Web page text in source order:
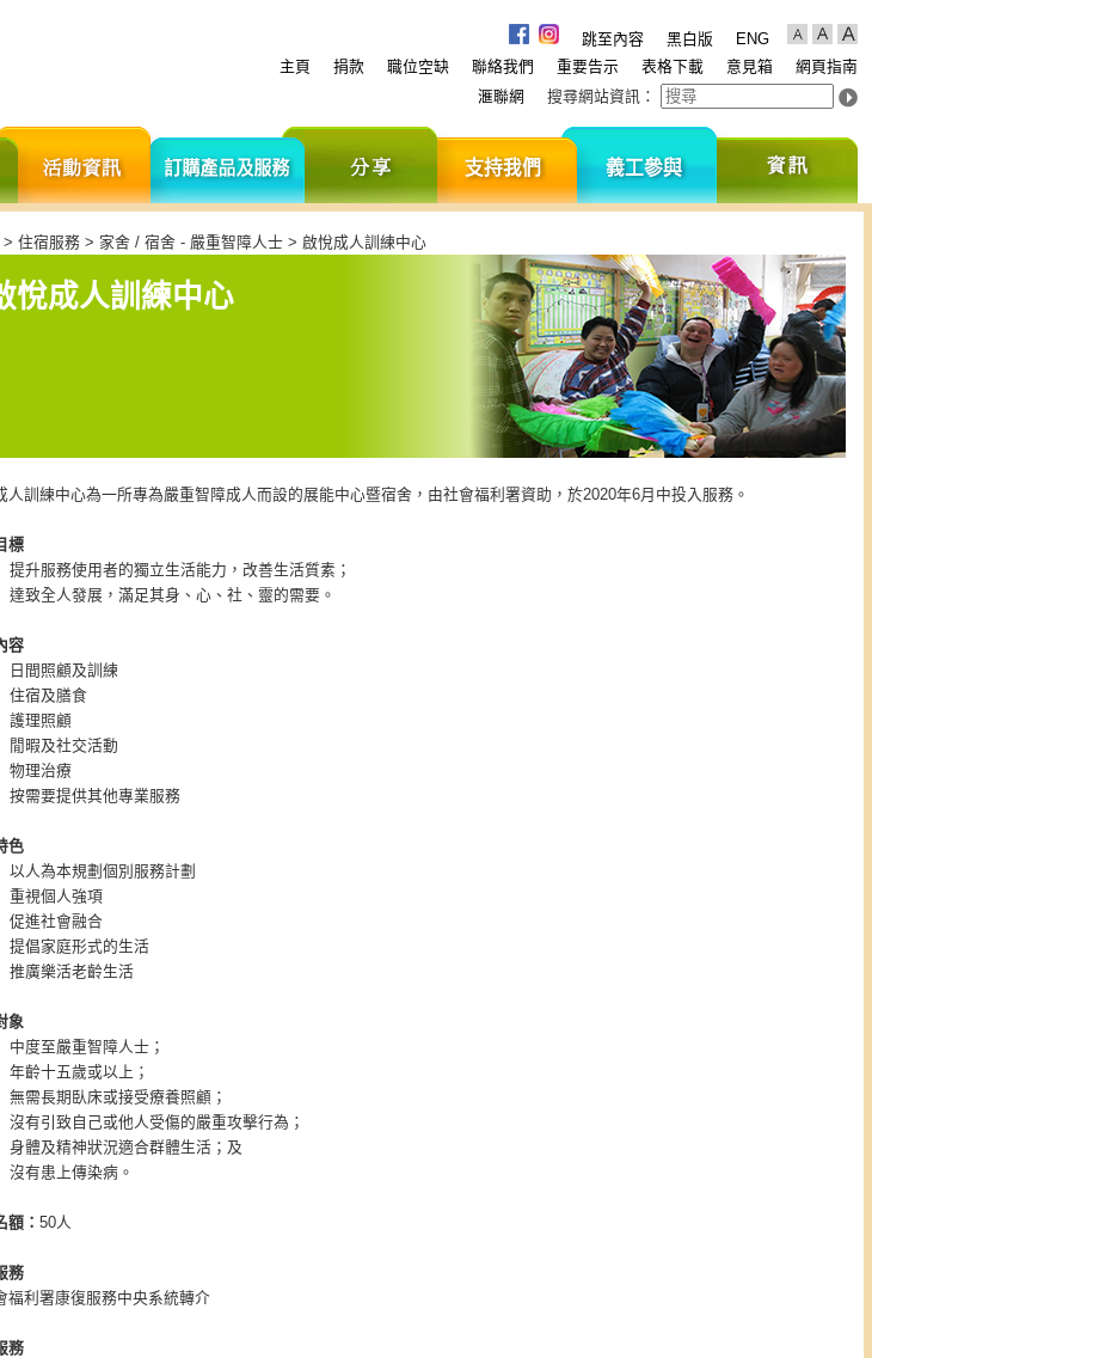
跳至內容 黑白版
ENG
主頁
捐款 職位空缺 聯絡我們 重要告示 表格下載 意見箱
網頁指南
滙聯網
搜尋網站資訊 ：
活
訊
品
服
分
們
義
與
> 住宿服務 > 家舍 / 宿舍 - 嚴重智障人士 > 啟悅成人訓練中心
悅成人訓練中心
人訓練中心為一所專為嚴重智障成人而設的展能中心暨宿舍，由社會福利署資助，於2020年6月中投入服務。
標
提升服務使用者的獨立生活能力，改善生活質素；
達致全人發展，滿足其身、心、社、靈的需要。
容
日間照顧及訓練
住宿及膳食
護理照顧
閒暇及社交活動
物理治療
按需要提供其他專業服務
色
以人為本規劃個別服務計劃
重視個人強項
促進社會融合
提倡家庭形式的生活
推廣樂活老齡生活
象
中度至嚴重智障人士；
年齡十五歲或以上；
無需長期臥床或接受療養照顧；
沒有引致自己或他人受傷的嚴重攻擊行為；
身體及精神狀況適合群體生活；及
沒有患上傳染病。
額： 50人
務
福利署康復服務中央系統轉介
務